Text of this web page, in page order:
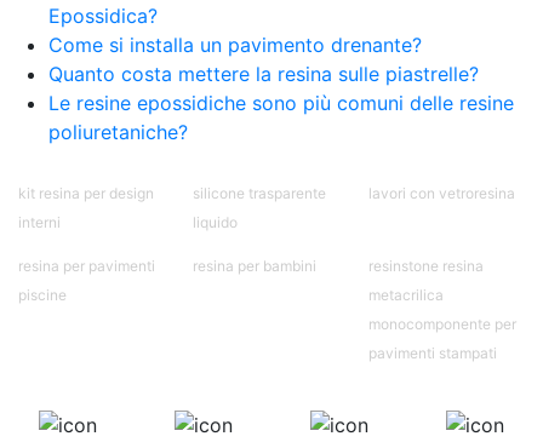
Epossidica?
Come si installa un pavimento drenante?
Quanto costa mettere la resina sulle piastrelle?
Le resine epossidiche sono più comuni delle resine
poliuretaniche?
kit resina per design
interni
silicone trasparente
liquido
lavori con vetroresina
resina per pavimenti
piscine
resina per bambini
resinstone resina
metacrilica
monocomponente per
pavimenti stampati